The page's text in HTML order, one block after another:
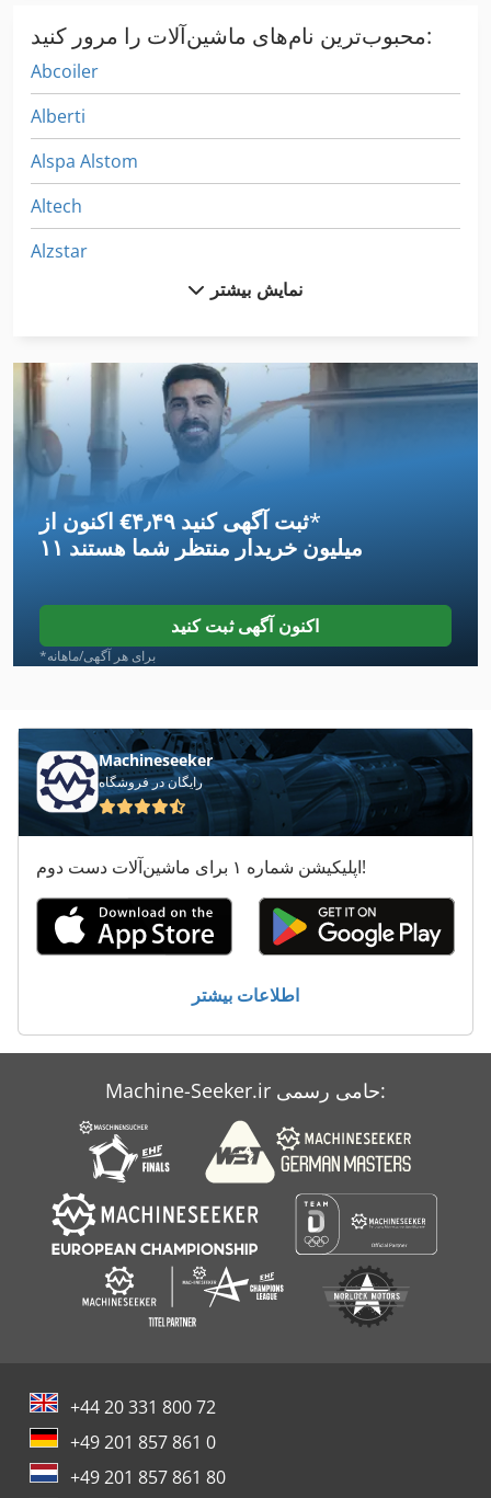
محبوب‌ترین نام‌های ماشین‌آلات را مرور کنید:
Abcoiler
Alberti
Alspa Alstom
Altech
Alzstar
Digma
Gabbiani
Gallignani 9250
Ganner
Ganner Gannomat
Gannomat
Geminis
Imatec
Nardini
Safmig
Salvagnini
Takumi
دستگاه شرینگ
نمایش بیشتر
اکنون از ‎€۴٫۴۹ ثبت آگهی کنید*
۱۱ میلیون خریدار منتظر شما هستند
اکنون آگهی ثبت کنید
*برای هر آگهی/ماهانه
Machineseeker
رایگان در فروشگاه
اپلیکیشن شماره ۱ برای ماشین‌آلات دست دوم!
اطلاعات بیشتر
Machine-Seeker.ir حامی رسمی:
+44 20 331 800 72
+49 201 857 861 0
+49 201 857 861 80